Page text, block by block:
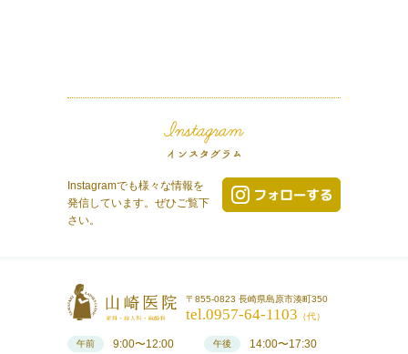
Instagramでも様々な情報を
発信しています。ぜひご覧下
さい。
〒855-0823 長崎県島原市湊町350
tel.0957-64-1103 （代）
午前 9:00〜12:00 午後 14:00〜17:30